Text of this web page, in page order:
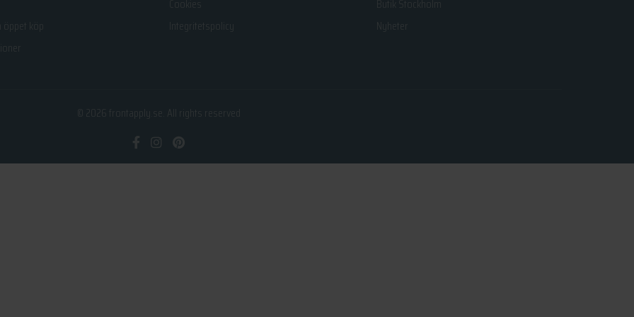
öppet köp
Integritetspolicy
Butik Stockholm
Nyheter
frontapply.se . All rights reserved